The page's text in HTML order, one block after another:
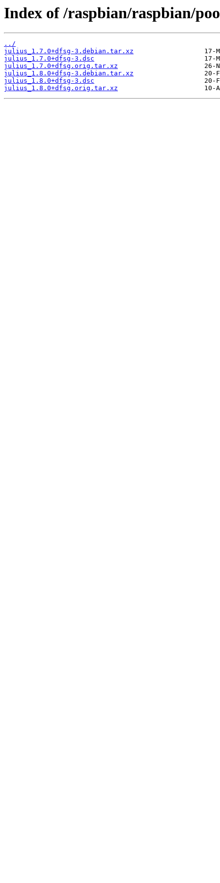
Index of /raspbian/raspbian/
../
julius_1.7.0+dfsg-3.debian.tar.xz
julius_1.7.0+dfsg-3.dsc
julius_1.7.0+dfsg.orig.tar.xz
julius_1.8.0+dfsg-3.debian.tar.xz
julius_1.8.0+dfsg-3.dsc
julius_1.8.0+dfsg.orig.tar.xz